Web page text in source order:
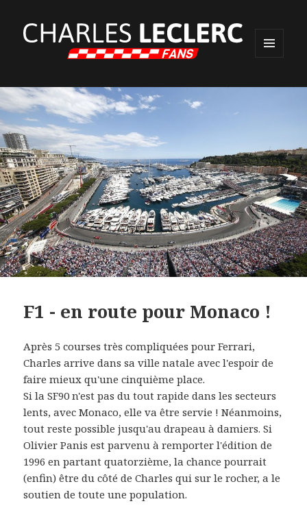
WIDGETS
F1 - en route pour Monaco !
Après 5 courses très compliquées pour Ferrari,
Charles arrive dans sa ville natale avec l'espoir de
faire mieux qu'une cinquième place.
Si la SF90 n'est pas du tout rapide dans les secteurs
lents, avec Monaco, elle va être servie ! Néanmoins,
tout reste possible jusqu'au drapeau à damiers. Si
Olivier Panis est parvenu à remporter l'édition de
1996 en partant quatorzième, la chance pourrait
(enfin) être du côté de Charles qui sur le rocher, a le
soutien de toute une population.